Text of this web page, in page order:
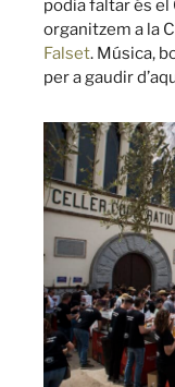
podia faltar és el
organitzem a la
Falset. Música,
per a gaudir